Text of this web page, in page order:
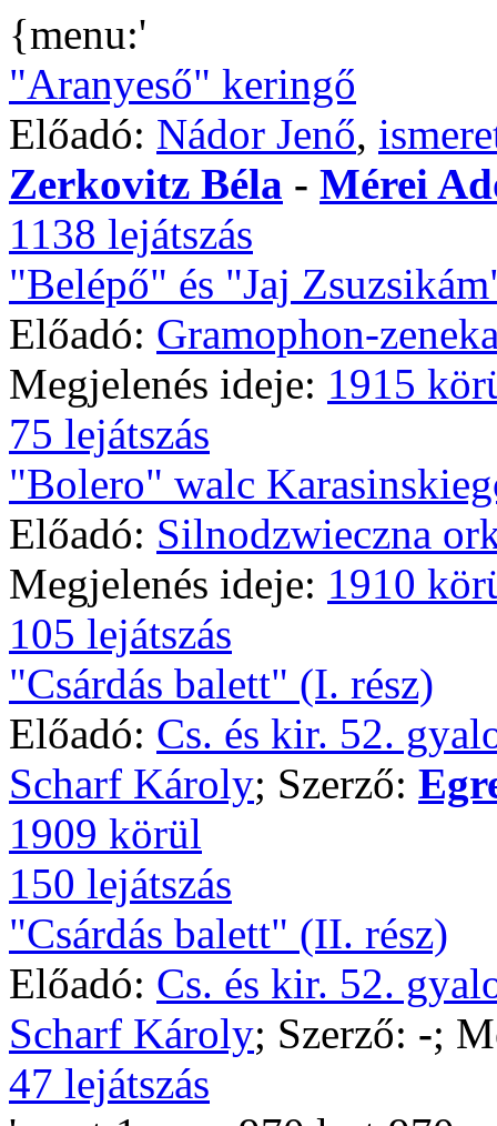
{menu:'
"Aranyeső" keringő
Előadó: Nádor Jenő,
Zerkovitz Béla - Mérei
1138 lejátszás
"Belépő" és "Jaj
Előadó: Gramophon-
Megjelenés ideje: 1915
75 lejátszás
"Bolero" walc
Előadó: Silnodzwieczna
Megjelenés ideje: 1910
105 lejátszás
"Csárdás balett" (I. rész)
Előadó: Cs. és kir. 52.
Scharf Károly; Szerző:
1909 körül
150 lejátszás
"Csárdás balett" (II. rész)
Előadó: Cs. és kir. 52.
Scharf Károly; Szerző: -;
47 lejátszás